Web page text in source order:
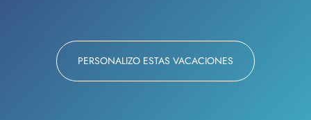
PERSONALIZO ESTAS VACACIONES